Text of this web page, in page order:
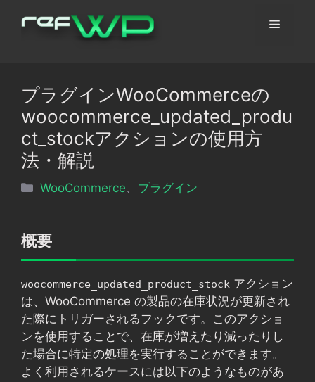
メ
ュ
プラグインWooCommerceの
woocommerce_updated_produ
ct_stockアクションの使用方
法・解説
カ
リ
WooCommerce プラグイン
概要
woocommerce_updated_product_stock アクション
は、WooCommerce の製品の在庫状況が更新され
た際にトリガーされるフックです。このアクショ
ンを使用することで、在庫が増えたり減ったりし
た場合に特定の処理を実行することができます。
よく利用されるケースには以下のようなものがあ